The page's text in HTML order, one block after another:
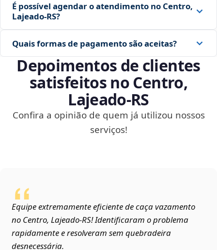
É possível agendar o atendimento no Centro,
Lajeado‑RS?
Quais formas de pagamento são aceitas?
Depoimentos de clientes
satisfeitos no Centro,
Lajeado‑RS
Confira a opinião de quem já utilizou nossos
serviços!
Equipe extremamente eficiente de caça vazamento
no Centro, Lajeado‑RS! Identificaram o problema
rapidamente e resolveram sem quebradeira
desnecessária.